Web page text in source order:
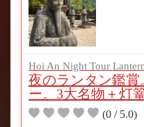
Hoi An Night Tour
夜のランタン鑑
ー。3大名物＋灯
(0 / 5.0)